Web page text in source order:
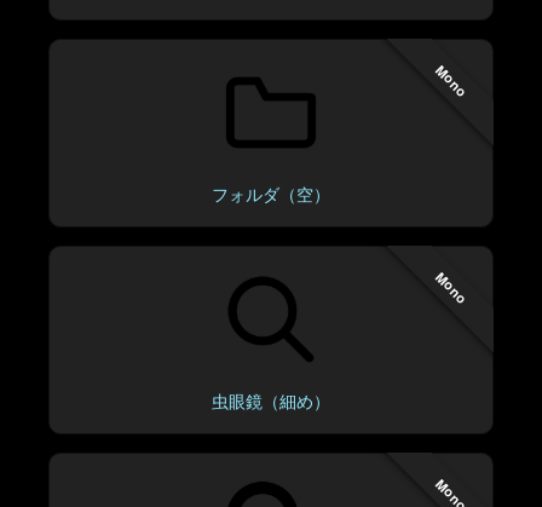
Mono
フォルダ（空）
Mono
虫眼鏡（細め）
Mono